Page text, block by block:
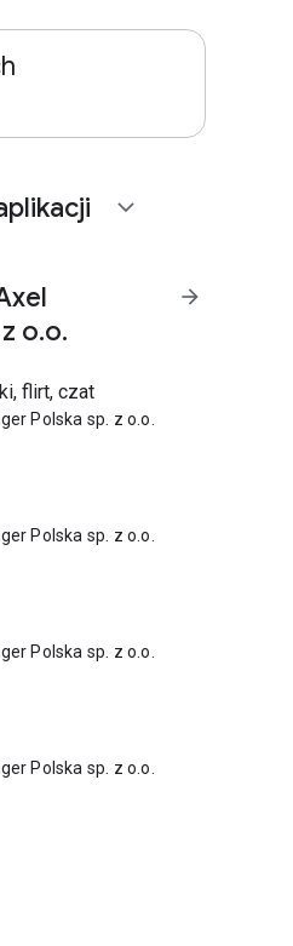
expand_more
o.o.
arrow_forward
flirt, czat
Polska sp. z o.o.
Polska sp. z o.o.
Polska sp. z o.o.
Polska sp. z o.o.